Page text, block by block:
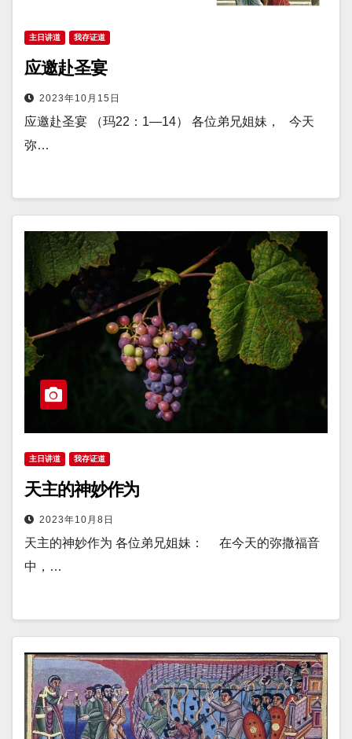
主日讲道 我存证道
应邀赴圣宴
2023年10月15日
应邀赴圣宴 （玛22：1—14） 各位弟兄姐妹， 今天
弥…
主日讲道 我存证道
天主的神妙作为
2023年10月8日
天主的神妙作为 各位弟兄姐妹： 在今天的弥撒福音
中，…